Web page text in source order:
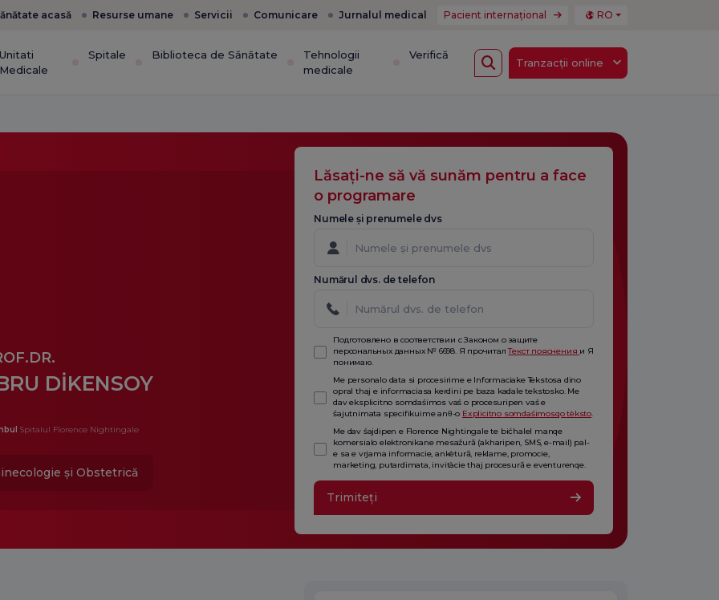
acasă Resurse umane Servicii Comunicare Jurnalul medical Pacient internațional RO
Unitati
Medicale
Spitale Biblioteca de Sănătate
Tehnologii
medicale
Verifică
Tranzacții online
DİKENSOY
Spitalul Florence Nightingale
și Obstetrică
Lăsați-ne să vă sunăm pentru a face
o programare
Numele și prenumele dvs
Numărul dvs. de telefon
Подготовлено в соответствии с Законом о защите
персональных данных № 6698. Я прочиталТекст пояснения и Я
понимаю.
Me personalo data si procesirime e Informaciake Tekstosa dino
opral thaj e informaciasa kerdini pe baza kadale tekstosko. Me
dav eksplicitno somdaśimos vaś o procesuripen vaś e
śajutnimata specifikuime anθ-o Explicitno somdaśimosqo tèksto.
Me dav śajdipen e Florence Nightingale te bićhalel manqe
komersialo elektronikane mesaźură (akharipen, SMS, e-mail) pal-
e sa e vrjama informacie, ankètură, reklame, promocie,
marketing, putardimata, invitàcie thaj procesură e eventurenqe.
Trimiteți